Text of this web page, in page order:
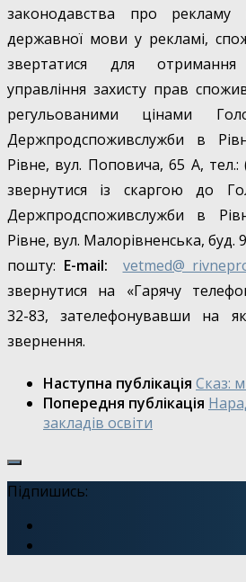
законодавства про рекламу
державної мови у рекламі,
звертатися для
управління захисту прав
регульованими цінами
Держпродспоживслужби в
Рівне, вул. Поповича, 65 А, тел.:
звернутися із скаргою до
Держпродспоживслужби в
Рівне, вул. Малорівненська, буд.
пошту: E-mail: vetmed@
звернутися на «Гарячу
32-83, зателефонувавши на
звернення.
Наступна публікація Сказ:
Попередня публікація
закладів освіти
Підпишись: